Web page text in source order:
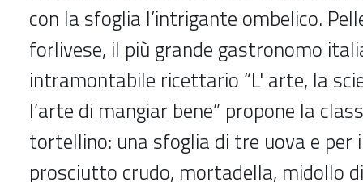
con la sfoglia l’intrigante ombelico.
forlivese, il più grande gastronomo
intramontabile ricettario “L' arte, la
l’arte di mangiar bene” propone la
tortellino: una sfoglia di tre uova e per
prosciutto crudo, mortadella, midollo